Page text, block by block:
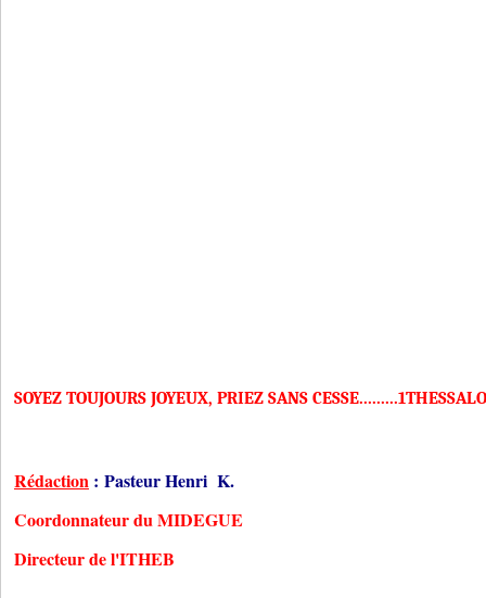
SOYEZ TOUJOURS JOYEUX, PRIEZ SANS
Rédaction : Pasteur Henri K.
Coordonnateur du MIDEGUE
Directeur de l'ITHEB